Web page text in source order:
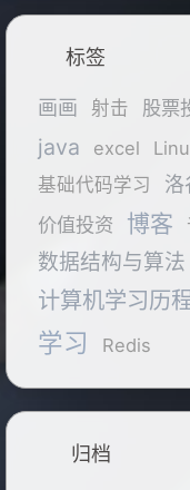
标签
画画 射击 股票
java excel
基础代码学习 洛
价值投资
博客
数据结构与算法
计算机学习历
学习 Redis
归档